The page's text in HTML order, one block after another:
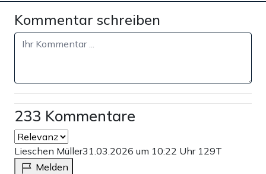
Kommentar schreiben
233 Kommentare
Lieschen Müller31.03.2026 um 10:22 Uhr 129T
Melden